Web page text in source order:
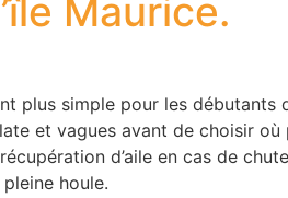
Maurice.
plus simple pour les débutants
et vagues avant de choisir
d’aile en cas de
houle.